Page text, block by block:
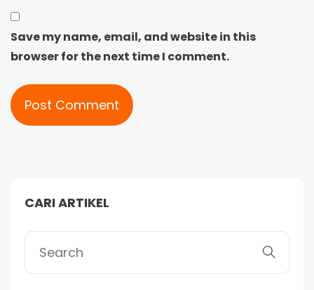
Save my name, email, and website in this
browser for the next time I comment.
CARI ARTIKEL